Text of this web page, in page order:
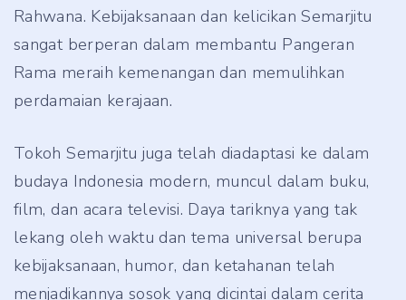
Rahwana. Kebijaksanaan dan kelicikan Semarjitu
sangat berperan dalam membantu Pangeran
Rama meraih kemenangan dan memulihkan
perdamaian kerajaan.
Tokoh Semarjitu juga telah diadaptasi ke dalam
budaya Indonesia modern, muncul dalam buku,
film, dan acara televisi. Daya tariknya yang tak
lekang oleh waktu dan tema universal berupa
kebijaksanaan, humor, dan ketahanan telah
menjadikannya sosok yang dicintai dalam cerita